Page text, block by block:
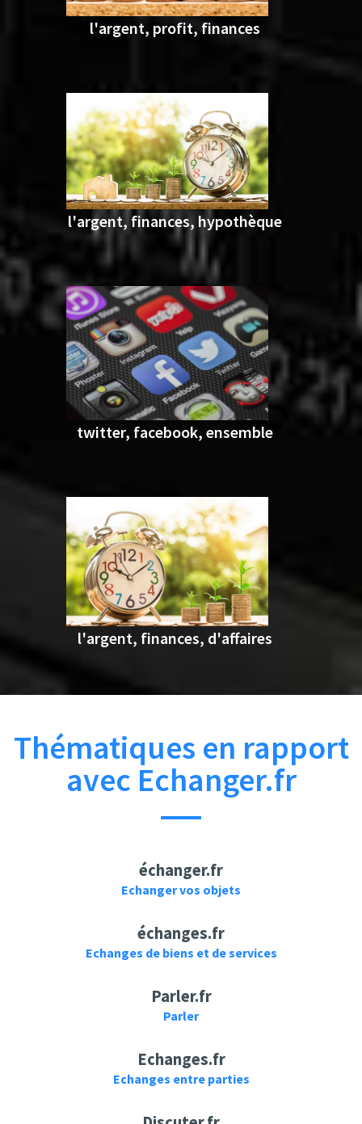
l'argent, profit, finances
l'argent, finances, hypothèque
twitter, facebook, ensemble
l'argent, finances, d'affaires
Thématiques en rapport
avec Echanger.fr
échanger.fr
Echanger vos objets
échanges.fr
Echanges de biens et de services
Parler.fr
Parler
Echanges.fr
Echanges entre parties